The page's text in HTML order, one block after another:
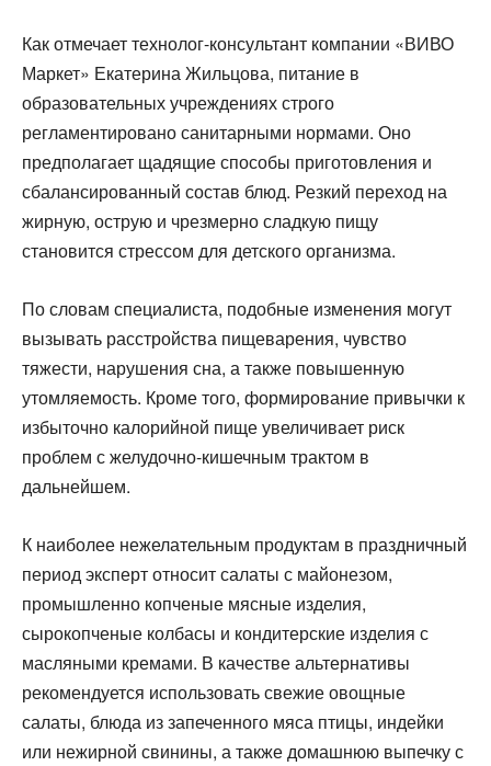
Как отмечает технолог-консультант компании «ВИВО
Маркет» Екатерина Жильцова, питание в
образовательных учреждениях строго
регламентировано санитарными нормами. Оно
предполагает щадящие способы приготовления и
сбалансированный состав блюд. Резкий переход на
жирную, острую и чрезмерно сладкую пищу
становится стрессом для детского организма.
По словам специалиста, подобные изменения могут
вызывать расстройства пищеварения, чувство
тяжести, нарушения сна, а также повышенную
утомляемость. Кроме того, формирование привычки к
избыточно калорийной пище увеличивает риск
проблем с желудочно-кишечным трактом в
дальнейшем.
К наиболее нежелательным продуктам в праздничный
период эксперт относит салаты с майонезом,
промышленно копченые мясные изделия,
сырокопченые колбасы и кондитерские изделия с
масляными кремами. В качестве альтернативы
рекомендуется использовать свежие овощные
салаты, блюда из запеченного мяса птицы, индейки
или нежирной свинины, а также домашнюю выпечку с